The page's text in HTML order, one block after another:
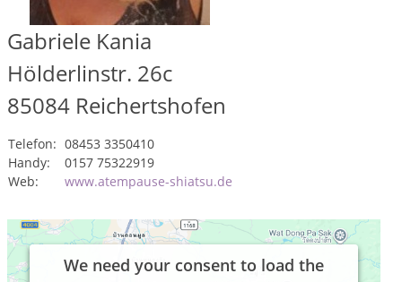
Gabriele Kania
Hölderlinstr. 26c
85084 Reichertshofen
Telefon: 08453 3350410
Handy:
0157 75322919
Web:
www.atempause-shiatsu.de
We need your consent to load the